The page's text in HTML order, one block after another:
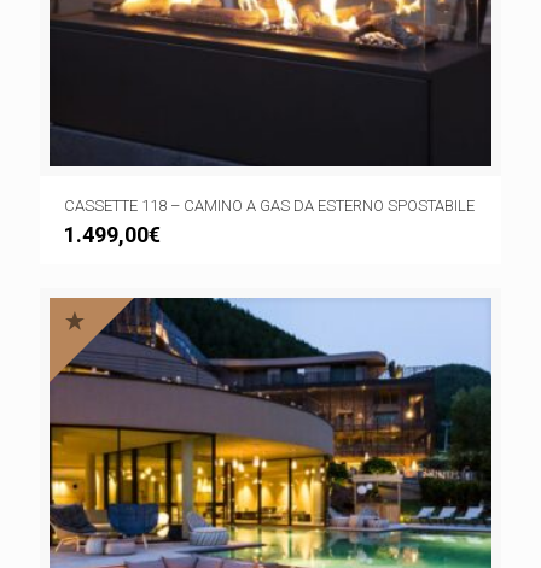
CASSETTE 118 – CAMINO A GAS DA ESTERNO SPOSTABILE
1.499,00€